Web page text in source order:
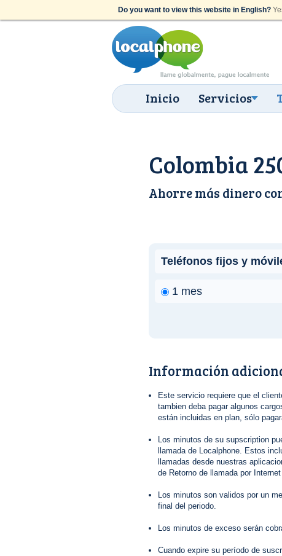
Do you want to view this website in English?
Inicio Servicios
Colombia
Ahorre más dinero
Teléfonos fijos y
1 mes
Información
Este servicio requiere que el
tambien deba pagar algunos
están incluidas en plan, sólo
Los minutos de su supscription
llamada de Localphone. Estos
llamadas desde nuestras
de Retorno de llamada por
Los minutos son validos por un
final del periodo.
Los minutos de exceso serán
Cuando expire su período de